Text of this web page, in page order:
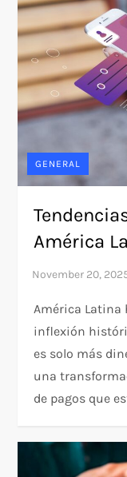
GENERAL
América
América Latina
inflexión
es solo más
una
de pagos que